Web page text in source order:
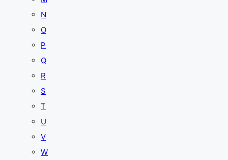
N
O
P
Q
R
S
T
U
V
W